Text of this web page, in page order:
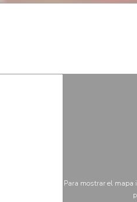
Para mostrar el mapa